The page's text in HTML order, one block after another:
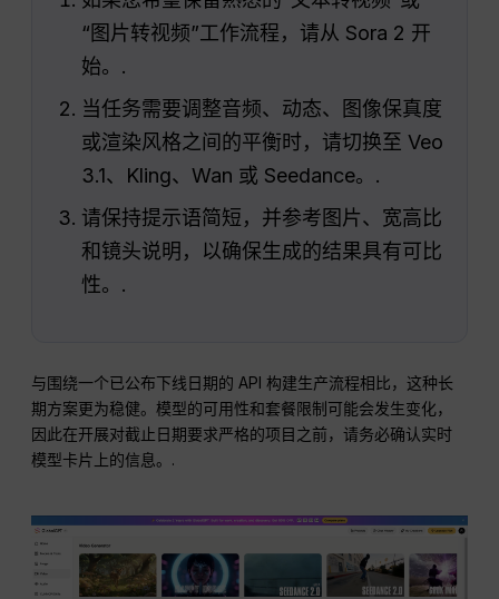
“图片转视频”工作流程，请从 Sora 2 开
始。.
当任务需要调整音频、动态、图像保真度
或渲染风格之间的平衡时，请切换至 Veo
3.1、Kling、Wan 或 Seedance。.
请保持提示语简短，并参考图片、宽高比
和镜头说明，以确保生成的结果具有可比
性。.
与围绕一个已公布下线日期的 API 构建生产流程相比，这种长
期方案更为稳健。模型的可用性和套餐限制可能会发生变化，
因此在开展对截止日期要求严格的项目之前，请务必确认实时
模型卡片上的信息。.